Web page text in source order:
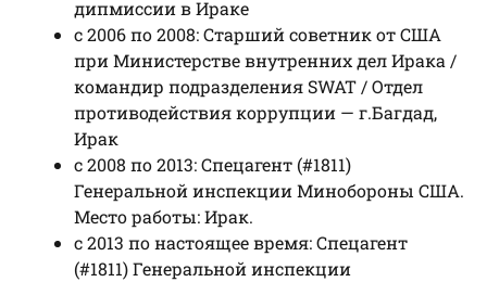
дипмиссии в Ираке
с 2006 по 2008: Старший советник от США
при Министерстве внутренних дел Ирака /
командир подразделения SWAT / Отдел
противодействия коррупции — г.Багдад,
Ирак
с 2008 по 2013: Спецагент (#1811)
Генеральной инспекции Минобороны США.
Место работы: Ирак.
с 2013 по настоящее время: Спецагент
(#1811) Генеральной инспекции